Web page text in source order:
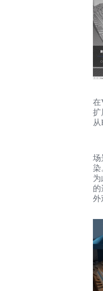
在
扩
从
场
染
为
的
外